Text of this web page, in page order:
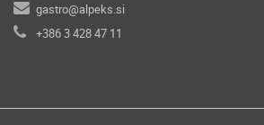
gastro@alpeks.si
+386 3 428 47 11